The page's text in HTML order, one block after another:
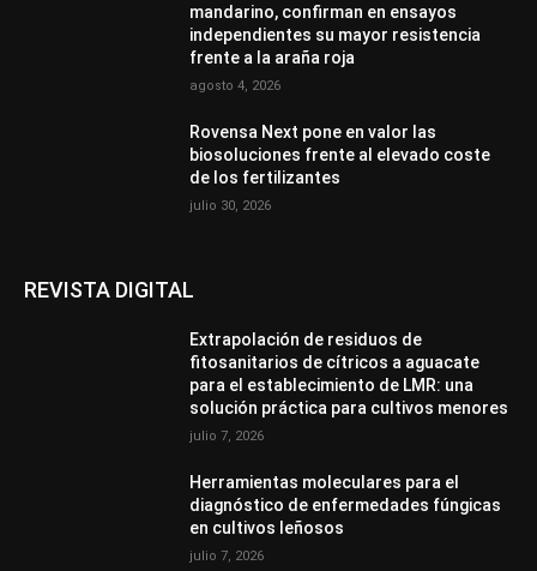
mandarino, confirman en ensayos
independientes su mayor resistencia
frente a la araña roja
agosto 4, 2026
Rovensa Next pone en valor las
biosoluciones frente al elevado coste
de los fertilizantes
julio 30, 2026
REVISTA DIGITAL
Extrapolación de residuos de
fitosanitarios de cítricos a aguacate
para el establecimiento de LMR: una
solución práctica para cultivos menores
julio 7, 2026
Herramientas moleculares para el
diagnóstico de enfermedades fúngicas
en cultivos leñosos
julio 7, 2026